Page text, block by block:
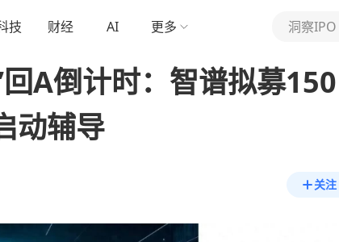
技 财经 AI 更多 洞察IPO
A倒计时：智谱拟募150
动辅导
关注